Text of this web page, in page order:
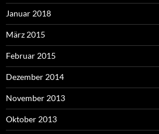
Januar 2018
März 2015
Februar 2015
Dezember 2014
November 2013
Oktober 2013